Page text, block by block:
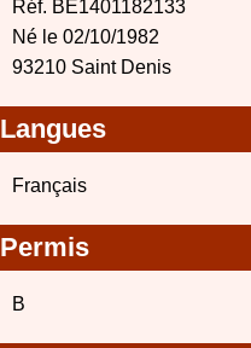
Réf. BE1401182133
Né le 02/10/1982
93210 Saint Denis
Langues
Français
Permis
B